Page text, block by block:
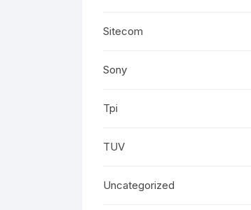
Sitecom
Sony
Tpi
TUV
Uncategorized